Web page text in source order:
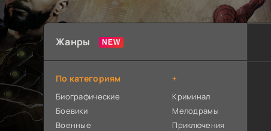
Жанры
По категориям
Биографические
Боевики
Военные
+
Криминал
Мелодрамы
Приключения